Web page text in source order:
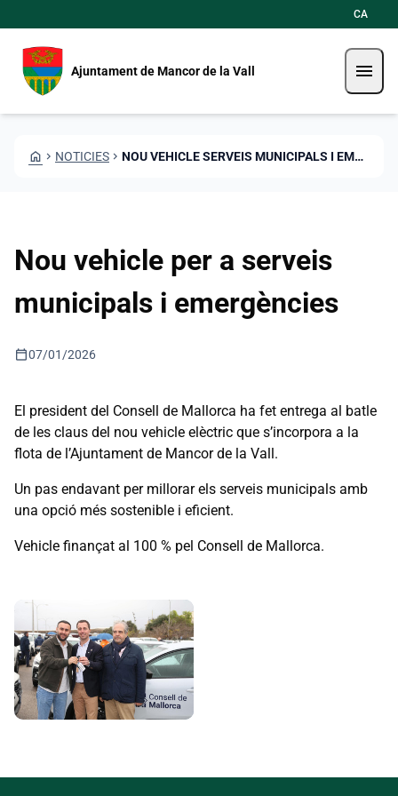
CA
Ajuntament de Mancor de la Vall menu
HOME CHEVRON_RIGHT NOTICIES CHEVRON_RIGHT NOU VEHICLE SERVEIS MUNICIPALS I EMERGENCIES
Nou vehicle per a serveis
municipals i emergències
calendar_today07/01/2026
El president del Consell de Mallorca ha fet entrega al batle
de les claus del nou vehicle elèctric que s’incorpora a la
flota de l’Ajuntament de Mancor de la Vall.
Un pas endavant per millorar els serveis municipals amb
una opció més sostenible i eficient.
Vehicle finançat al 100 % pel Consell de Mallorca.